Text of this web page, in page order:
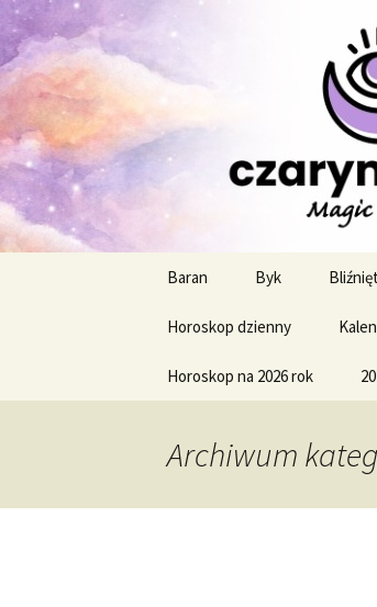
Profesjonalne
treści
Baran Byk
Horoskop dzienny
Horoskop na 2026 rok
Archiwum